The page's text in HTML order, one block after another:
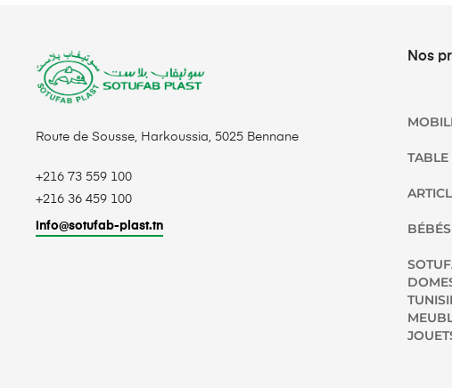
Route de Sousse, Harkoussia, 5025 Bennane
+216 73 559 100
+216 36 459 100
info@sotufab-plast.tn
Nos
TABLE